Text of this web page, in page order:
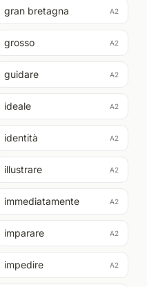
gran bretagna A2
grosso A2
guidare A2
ideale A2
identità A2
illustrare A2
immediatamente A2
imparare A2
impedire A2